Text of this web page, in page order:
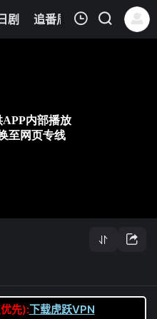
日剧 追番周表 今日更新
0
先):下载虎跃VPN